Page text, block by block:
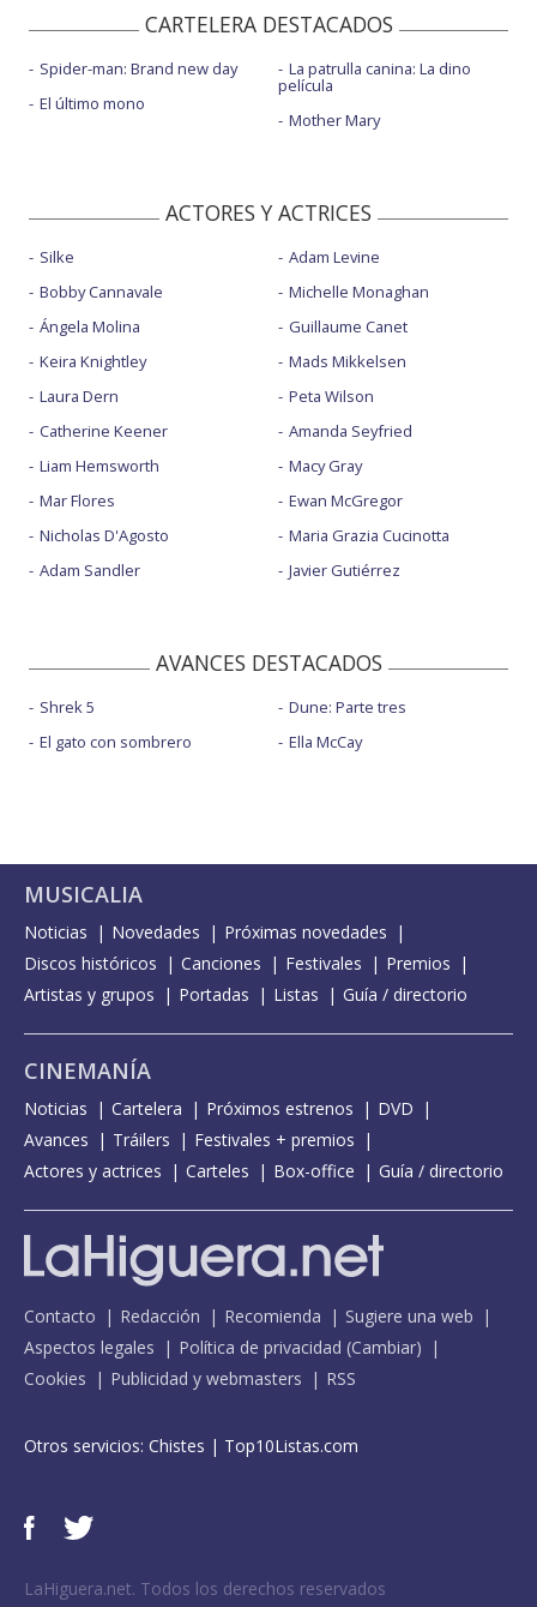
CARTELERA DESTACADOS
Spider-man: Brand new day
El último mono
La patrulla canina: La dino
película
Mother Mary
ACTORES Y ACTRICES
Silke
Bobby Cannavale
Ángela Molina
Keira Knightley
Laura Dern
Catherine Keener
Liam Hemsworth
Mar Flores
Nicholas D'Agosto
Adam Sandler
Adam Levine
Michelle Monaghan
Guillaume Canet
Mads Mikkelsen
Peta Wilson
Amanda Seyfried
Macy Gray
Ewan McGregor
Maria Grazia Cucinotta
Javier Gutiérrez
AVANCES DESTACADOS
Shrek 5
El gato con sombrero
Dune: Parte tres
Ella McCay
MUSICALIA
Noticias Novedades
Próximas novedades
Discos históricos
Canciones Festivales
Premios
Artistas y grupos
Portadas Listas Guía / directorio
CINEMANÍA
Noticias Cartelera Próximos estrenos
DVD
Avances
Tráilers
Festivales + premios
Actores y actrices
Carteles Box-office Guía / directorio
Contacto Redacción Recomienda
Sugiere una web
Aspectos legales
Política de privacidad (Cambiar)
Cookies
Publicidad y webmasters RSS
Otros servicios: Chistes | Top10Listas.com
LaHiguera.net. Todos los derechos reservados